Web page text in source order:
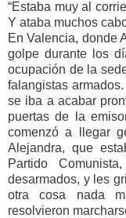
“Estaba muy al
Y ataba muchos
En Valencia, donde
golpe durante los
ocupación de la
falangistas
se iba a acabar
puertas de la
comenzó a llegar
Alejandra, que
Partido
desarmados, y les
otra cosa nada
resolvieron